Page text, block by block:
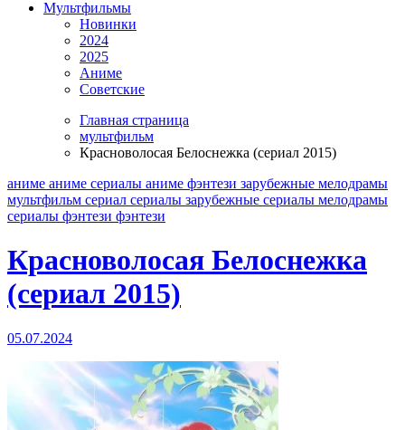
Мультфильмы
Новинки
2024
2025
Аниме
Советские
Главная страница
мультфильм
Красноволосая Белоснежка (сериал 2015)
аниме аниме сериалы аниме фэнтези зарубежные мелодрамы
мультфильм сериал сериалы зарубежные сериалы мелодрамы
сериалы фэнтези фэнтези
Красноволосая Белоснежка
(сериал 2015)
05.07.2024